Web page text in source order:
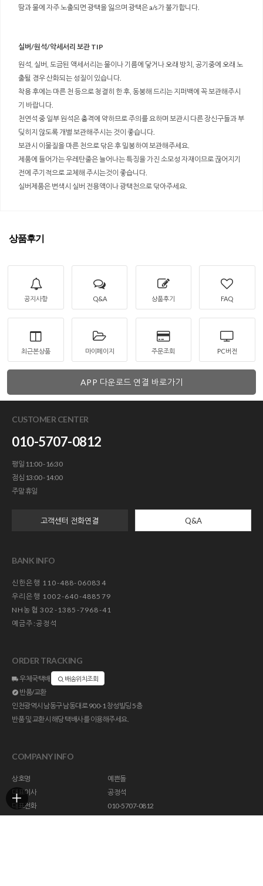
땀과 물에 자주 노출되면 광택을 잃으며 광택은 a/s가 불가합니다.
실버/원석/악세서리 보관 TIP
원석, 실버, 도금된 액세서리는 물이나 기름에 닿거나 오래 방치, 공기중에 오래 노
출될 경우 산화되는 성질이 있습니다.
착용 후에는 마른 천 등으로 청결히 한 후, 동봉해 드리는 지퍼백에 꼭 보관해주시
기 바랍니다.
천연석 중 일부 원석은 충격에 약하므로 주의를 요하며 보관시 다른 장신구들과 부
딪히지 않도록 개별 보관해주시는 것이 좋습니다.
보관시 이물질을 마른 천으로 닦은 후 밀봉하여 보관해주세요.
제품에 들어가는 우레탄줄은 늘어나는 특징을 가진 소모성 자재이므로 끊어지기
전에 주기적으로 교체해 주시는것이 좋습니다.
실버제품은 변색시 실버 전용액이나 광택천으로 닦아주세요.
상품후기
공지사항 Q&A 상품후기 FAQ
최근본상품 마이페이지 주문조회 PC버전
APP 다운로드 연결 바로가기
CUSTOMER CENTER
010-5707-0812
평일 11:00 - 16:30
점심 13:00 - 14:00
주말 휴일
고객센터 전화연결 Q&A
BANK INFO
신한은행 110-488-060834
우리은행 1002-640-488579
NH농협 302-1385-7968-41
예금주:공정석
ORDER TRACKING
우체국택배 배송위치조회
반품/교환
인천광역시 남동구 남동대로 900-1 창성빌딩 5층
반품 및 교환시 해당 택배사를 이용해주세요.
COMPANY INFO
상호명
예쁜돌
대표이사
공정석
대표전화
010-5707-0812